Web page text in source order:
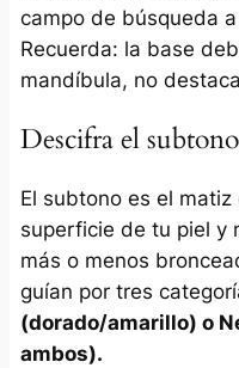
campo de búsqueda
Recuerda: la base
mandíbula, no
Descifra el subtono
El subtono es el
superficie de tu piel y
más o menos
guían por tres
(dorado/amarillo) o
ambos).